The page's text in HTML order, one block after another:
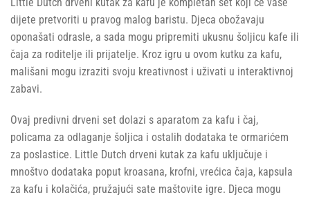
dijete pretvoriti u pravog malog baristu. Djeca obožavaju
oponašati odrasle, a sada mogu pripremiti ukusnu šoljicu kafe ili
čaja za roditelje ili prijatelje. Kroz igru u ovom kutku za kafu,
mališani mogu izraziti svoju kreativnost i uživati u interaktivnoj
zabavi.
Ovaj predivni drveni set dolazi s aparatom za kafu i čaj,
policama za odlaganje šoljica i ostalih dodataka te ormarićem
za poslastice. Little Dutch drveni kutak za kafu uključuje i
mnoštvo dodataka poput kroasana, krofni, vrećica čaja, kapsula
za kafu i kolačića, pružajući sate maštovite igre. Djeca mogu